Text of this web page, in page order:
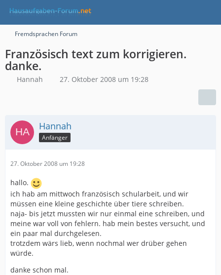
Fremdsprachen Forum
Französisch text zum korrigieren.
danke.
Hannah 27. Oktober 2008 um 19:28
Hannah
Anfänger
27. Oktober 2008 um 19:28
hallo.
ich hab am mittwoch französisch schularbeit, und wir
müssen eine kleine geschichte über tiere schreiben.
naja- bis jetzt mussten wir nur einmal eine schreiben, und
meine war voll von fehlern. hab mein bestes versucht, und
ein paar mal durchgelesen.
trotzdem wärs lieb, wenn nochmal wer drüber gehen
würde.
danke schon mal.